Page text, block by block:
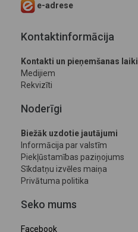
e-adrese
Kontaktinformācija
Kontakti un pieņemšanas laiki
Medijiem
Rekvizīti
Noderīgi
Biežāk uzdotie jautājumi
Informācija par valstīm
Piekļūstamības paziņojums
Sīkdatņu izvēles maiņa
Privātuma politika
Seko mums
Facebook